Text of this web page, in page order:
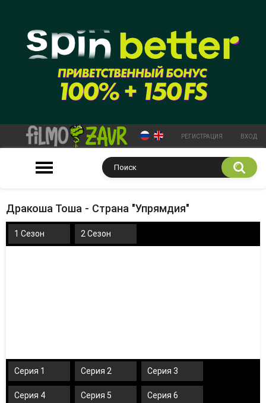
РЕГИСТРАЦИЯ ВХОД
Дракоша Тоша - Страна "Упрямдия"
1 Сезон 2 Сезон
Серия 1 Серия 2 Серия 3
Серия 4 Серия 5 Серия 6